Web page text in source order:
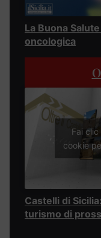
La Buona
oncologica
Fai
cookie
Castelli di
turismo di